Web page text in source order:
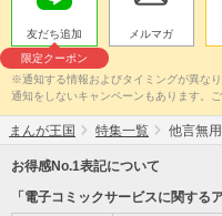
友だち追加
限定クーポン
メルマガ
※通知する情報およびタイミングが異な
通知をしないキャンペーンもあります。ご
まんが王国 特集一覧 他言無
お得感No.1表記について
「電子コミックサービスに関する